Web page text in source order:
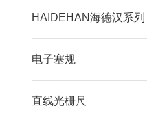
HAIDEHAN海德汉系列
电子塞规
直线光栅尺